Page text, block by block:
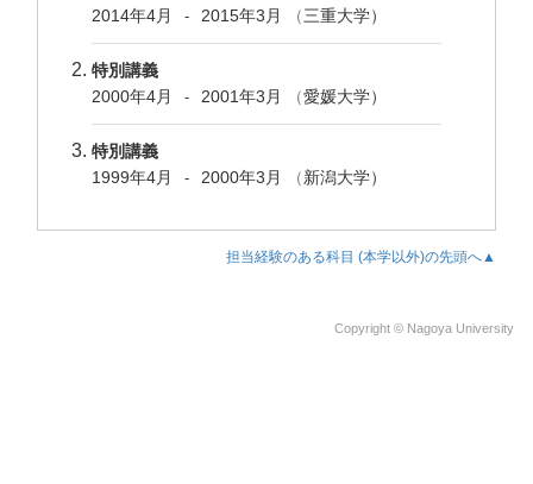
2014年4月
- 2015年3月 （三重大学）
特別講義
2000年4月
- 2001年3月 （愛媛大学）
特別講義
1999年4月
- 2000年3月 （新潟大学）
担当経験のある科目 (本学以外)の先頭へ▲
Copyright © Nagoya University